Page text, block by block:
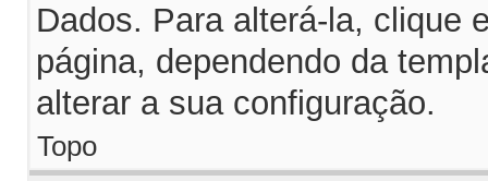
Dados. Para alterá-la, clique
página, dependendo da
alterar a sua configuração.
Topo